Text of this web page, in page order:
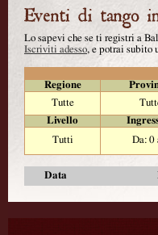
Lo sapevi che se ti registri a
Iscriviti adesso, e potrai subito
Regione
Tutte
Livello
Tutti
Da: 0
Data